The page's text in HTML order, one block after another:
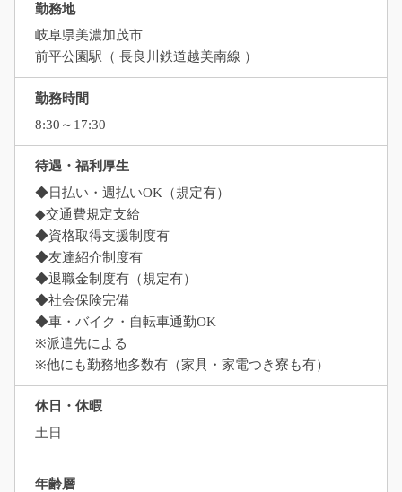
勤務地
岐阜県美濃加茂市
前平公園駅（ 長良川鉄道越美南線 ）
勤務時間
8:30～17:30
待遇・福利厚生
◆日払い・週払いOK（規定有）
◆交通費規定支給
◆資格取得支援制度有
◆友達紹介制度有
◆退職金制度有（規定有）
◆社会保険完備
◆車・バイク・自転車通勤OK
※派遣先による
※他にも勤務地多数有（家具・家電つき寮も有）
休日・休暇
土日
年齢層